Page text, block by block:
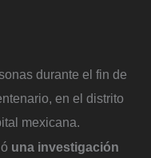
durante el fin de
en el distrito
mexicana.
una investigación